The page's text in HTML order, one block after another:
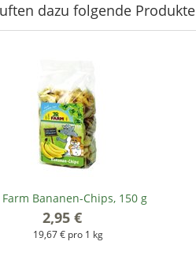
dazu folgende Produkte
Farm Bananen-Chips, 150 g
2,95 €
19,67 € pro 1 kg